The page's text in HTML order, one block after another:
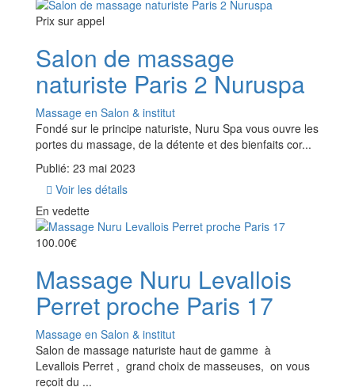
Prix ​​sur appel
Salon de massage
naturiste Paris 2 Nuruspa
Massage en Salon & institut
Fondé sur le principe naturiste, Nuru Spa vous ouvre les
portes du massage, de la détente et des bienfaits cor...
Publié: 23 mai 2023
Voir les détails
En vedette
100.00€
Massage Nuru Levallois
Perret proche Paris 17
Massage en Salon & institut
Salon de massage naturiste haut de gamme à
Levallois Perret , grand choix de masseuses, on vous
reçoit du ...